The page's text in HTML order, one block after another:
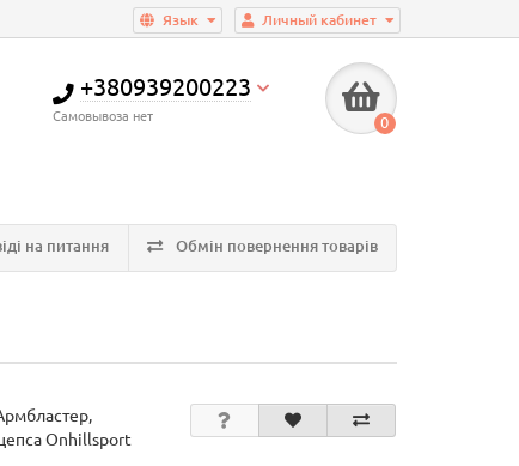
Личный кабинет
Язык
+380939200223
Самовывоза нет 0
на питання Обмін повернення товарів
Onhillsport